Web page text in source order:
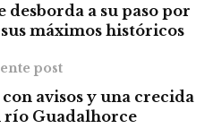
a su paso por
máximos históricos
post
avisos y una crecida
río Guadalhorce